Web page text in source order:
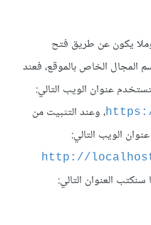
يكون عن طريق فتح
المجال الخاص بالموقع، فعند
عنوان الويب التالي:
، وعند التثبيت من
الويب التالي:
http://
العنوان التالي: